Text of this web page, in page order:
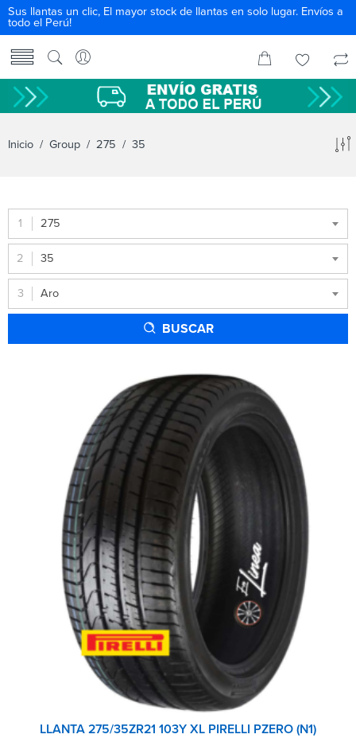
Sus llantas un clic, El mayor stock de llantas en solo lugar. Envíos a
todo el Perú!
Inicio / Group / 275 / 35
275
35
Aro
BUSCAR
LLANTA 275/35ZR21 103Y XL PIRELLI PZERO (N1)